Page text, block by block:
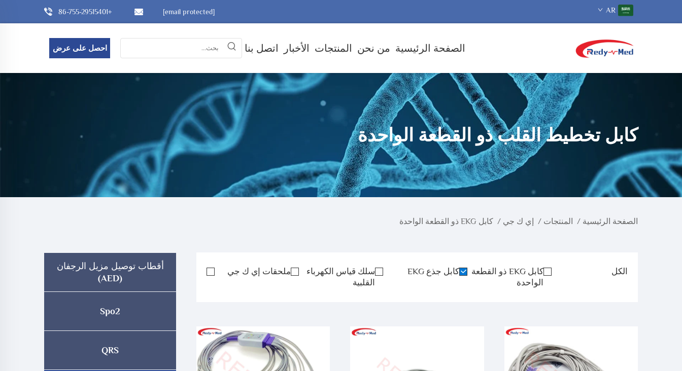
+86-755-29515401 [email protected] AR
الصفحة الرئيسية من نحن المنتجات الأخبار اتصل بنا احصل على عرض
كابل تخطيط القلب ذو القطعة الواحدة
الصفحة الرئيسية / المنتجات / إي ك جي / كابل EKG ذو القطعة الواحدة
أقطاب توصيل مزيل الرجفان
(AED)
Spo2
QRS
الكل
كابل EKG ذو القطعة
الواحدة
كابل جذع EKG
سلك قياس الكهرباء
القلبية
ملحقات إي ك جي